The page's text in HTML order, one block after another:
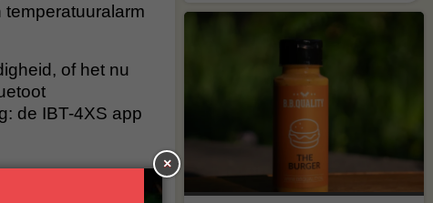
of het nu
de IBT-4XS app
×